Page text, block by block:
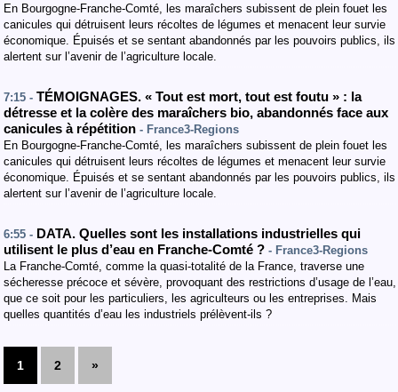
En Bourgogne-Franche-Comté, les maraîchers subissent de plein fouet les
canicules qui détruisent leurs récoltes de légumes et menacent leur survie
économique. Épuisés et se sentant abandonnés par les pouvoirs publics, ils
alertent sur l’avenir de l’agriculture locale.
7:15 - TÉMOIGNAGES. « Tout est mort, tout est foutu » : la
détresse et la colère des maraîchers bio, abandonnés face aux
canicules à répétition - France3-Regions
En Bourgogne-Franche-Comté, les maraîchers subissent de plein fouet les
canicules qui détruisent leurs récoltes de légumes et menacent leur survie
économique. Épuisés et se sentant abandonnés par les pouvoirs publics, ils
alertent sur l’avenir de l’agriculture locale.
6:55 - DATA. Quelles sont les installations industrielles qui
utilisent le plus d’eau en Franche-Comté ? - France3-Regions
La Franche-Comté, comme la quasi-totalité de la France, traverse une
sécheresse précoce et sévère, provoquant des restrictions d’usage de l’eau,
que ce soit pour les particuliers, les agriculteurs ou les entreprises. Mais
quelles quantités d’eau les industriels prélèvent-ils ?
1 2 »